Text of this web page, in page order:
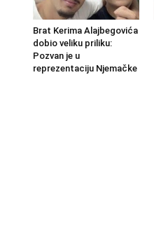
Brat Kerima Alajbegovića
dobio veliku priliku:
Pozvan je u
reprezentaciju Njemačke